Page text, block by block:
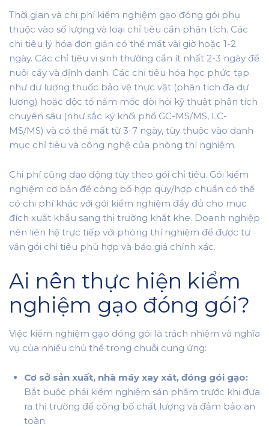
Thời gian và chi phí kiểm nghiệm gạo đóng gói phụ
thuộc vào số lượng và loại chỉ tiêu cần phân tích. Các
chỉ tiêu lý hóa đơn giản có thể mất vài giờ hoặc 1-2
ngày. Các chỉ tiêu vi sinh thường cần ít nhất 2-3 ngày để
nuôi cấy và định danh. Các chỉ tiêu hóa học phức tạp
như dư lượng thuốc bảo vệ thực vật (phân tích đa dư
lượng) hoặc độc tố nấm mốc đòi hỏi kỹ thuật phân tích
chuyên sâu (như sắc ký khối phổ GC-MS/MS, LC-
MS/MS) và có thể mất từ 3-7 ngày, tùy thuộc vào danh
mục chỉ tiêu và công nghệ của phòng thí nghiệm.
Chi phí cũng dao động tùy theo gói chỉ tiêu. Gói kiểm
nghiệm cơ bản để công bố hợp quy/hợp chuẩn có thể
có chi phí khác với gói kiểm nghiệm đầy đủ cho mục
đích xuất khẩu sang thị trường khắt khe. Doanh nghiệp
nên liên hệ trực tiếp với phòng thí nghiệm để được tư
vấn gói chỉ tiêu phù hợp và báo giá chính xác.
Ai nên thực hiện kiểm
nghiệm gạo đóng gói?
Việc kiểm nghiệm gạo đóng gói là trách nhiệm và nghĩa
vụ của nhiều chủ thể trong chuỗi cung ứng:
Cơ sở sản xuất, nhà máy xay xát, đóng gói gạo:
Bắt buộc phải kiểm nghiệm sản phẩm trước khi đưa
ra thị trường để công bố chất lượng và đảm bảo an
toàn.